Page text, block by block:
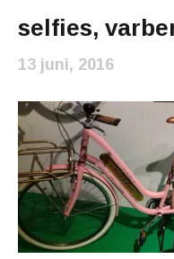
selfies,
13 juni, 2016